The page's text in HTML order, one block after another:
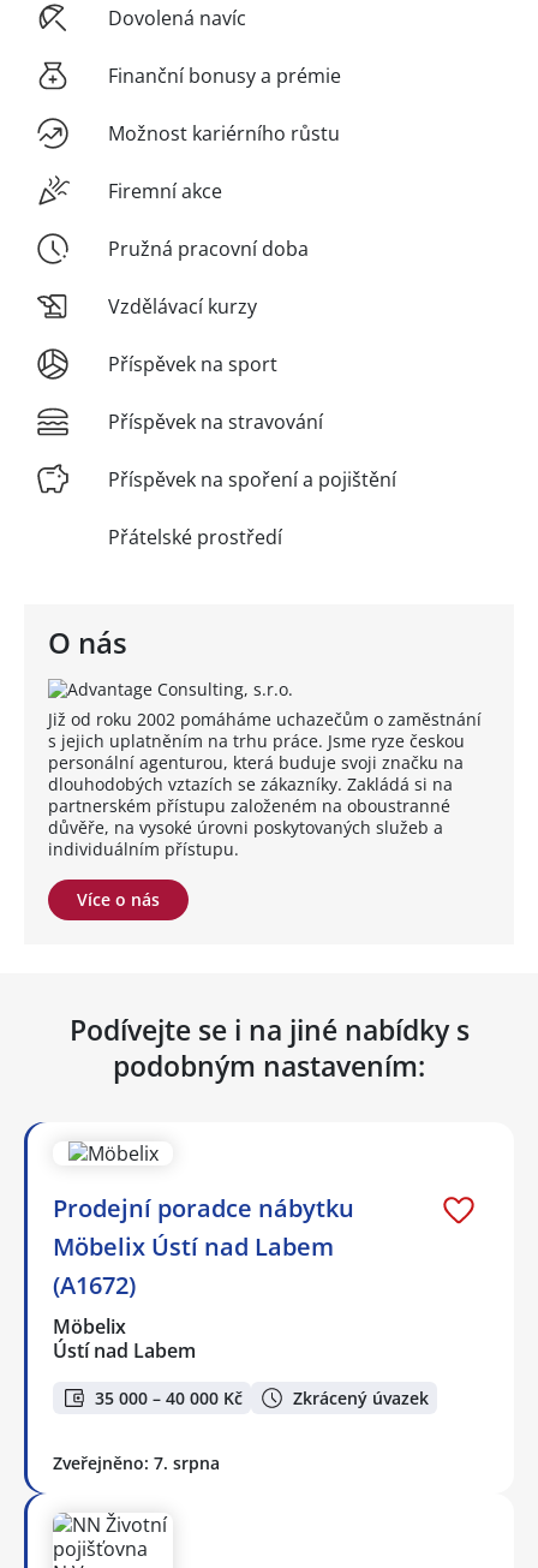
O nás
Již od roku 2002 pomáháme uchazečům o zaměstnání
s jejich uplatněním na trhu práce. Jsme ryze českou
personální agenturou, která buduje svoji značku na
dlouhodobých vztazích se zákazníky. Zakládá si na
partnerském přístupu založeném na oboustranné
důvěře, na vysoké úrovni poskytovaných služeb a
individuálním přístupu.
Více o nás
Dovolená navíc
Finanční bonusy a prémie
Možnost kariérního růstu
Firemní akce
Pružná pracovní doba
Vzdělávací kurzy
Příspěvek na sport
Příspěvek na stravování
Příspěvek na spoření a pojištění
Přátelské prostředí
Podívejte se i na jiné nabídky s
podobným nastavením:
Prodejní poradce nábytku
Möbelix Ústí nad Labem
(A1672)
Möbelix
Ústí nad Labem
35 000 – 40 000 Kč Zkrácený úvazek
Zveřejněno: 7. srpna